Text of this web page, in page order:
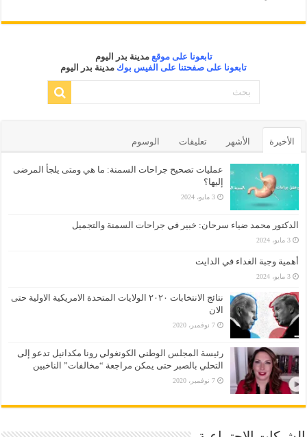
تابعونا على موقع مدينة بدر اليوم
تابعونا على صفحتنا على الفيس بوك مدينة بدر اليوم
الأخيرة الأشهر تعليقات الوسوم
عمليات تصحيح جراحات السمنة: ما هي ومتى يلجأ المرضى
إليها؟
3 مايو، 2024
الدكتور محمد ضياء سرحان: خبير في جراحات السمنة والتجميل
3 مايو، 2024
أهمية وجبة الغداء في الدايت
3 مايو، 2024
نتائج الانتخابات ٢٠٢٠ الولايات المتحدة الامريكية الاولية حتى
الان
7 نوفمبر، 2020
رئيسة المجلس الوطني الكونغولي رونا مكدانيل تدعو إلى
التحلي بالصبر حتى يمكن مراجعة “مخالفات” الناخبين
7 نوفمبر، 2020